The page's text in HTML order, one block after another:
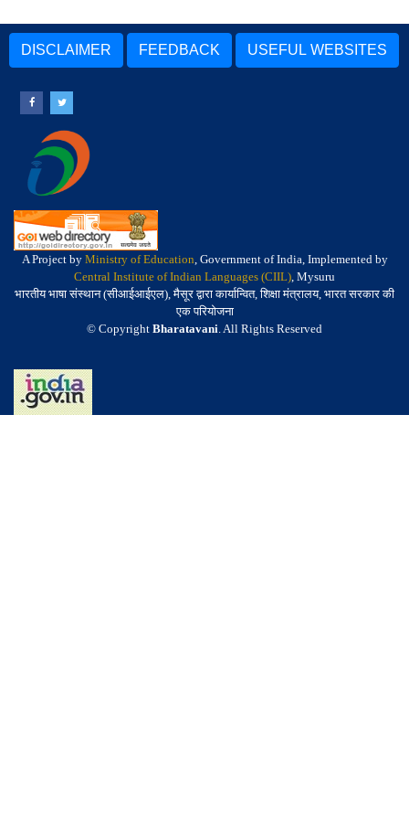
DISCLAIMER FEEDBACK USEFUL WEBSITES
A Project by Ministry of Education, Government of India, Implemented by
Central Institute of Indian Languages (CIIL), Mysuru
भारतीय भाषा संस्थान (सीआईआईएल), मैसूर द्वारा कार्यान्वित, शिक्षा मंत्रालय, भारत सरकार की
एक परियोजना
© Copyright Bharatavani. All Rights Reserved